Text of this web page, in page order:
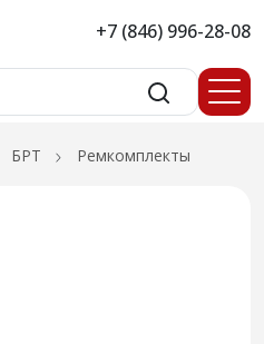
+7 (846) 996-28-08
БРТ Ремкомплекты